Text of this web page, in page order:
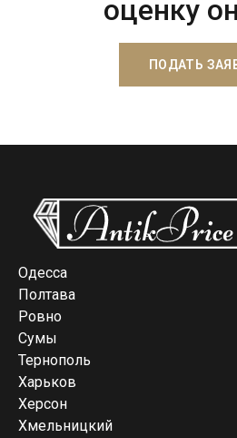
оценку
ПОДАТЬ
Одесса
Полтава
Ровно
Сумы
Тернополь
Харьков
Херсон
Хмельницкий